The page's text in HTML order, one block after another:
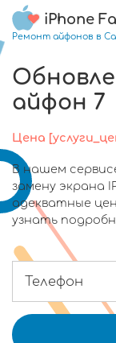
iPhone
Ремонт айфонов в
айфон 7
Цена
В нашем
замену экрана
адекватные
узнать